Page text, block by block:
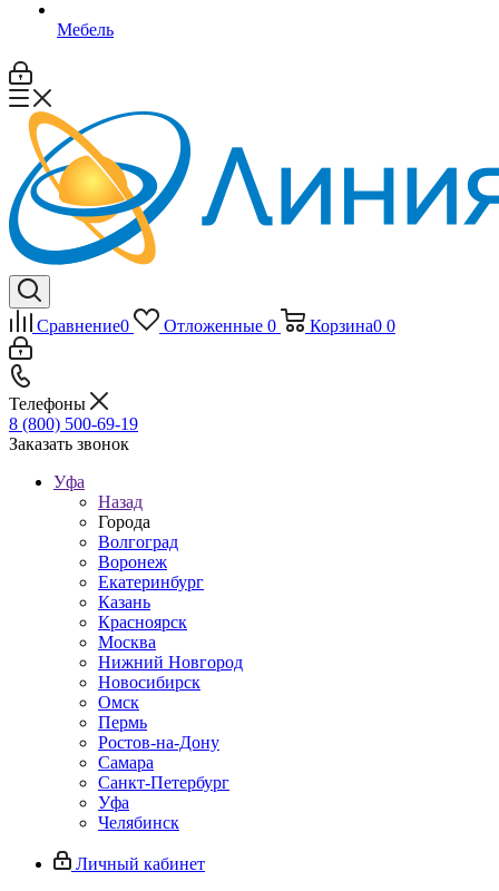
Мебель
Сравнение0 Отложенные 0 Корзина0 0
Телефоны
8 (800) 500-69-19
Заказать звонок
Уфа
Назад
Города
Волгоград
Воронеж
Екатеринбург
Казань
Красноярск
Москва
Нижний Новгород
Новосибирск
Омск
Пермь
Ростов-на-Дону
Самара
Санкт-Петербург
Уфа
Челябинск
Личный кабинет